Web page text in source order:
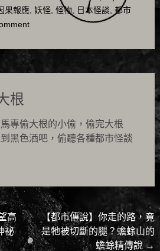
果報應, 妖怪, 怪物, 日本怪談 都市
根
專偷大根的小偷，偷完大根
黑色酒吧，偷聽各種都市怪談
高
祕
【都市傳說】你走的路，竟
是牠被切斷的腿？蟾蜍山的
蟾蜍精傳說 →